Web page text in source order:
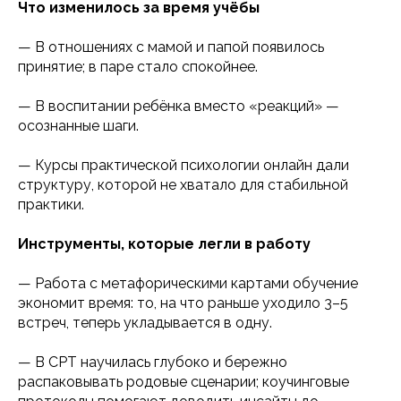
Что изменилось за время учёбы
— В отношениях с мамой и папой появилось
принятие; в паре стало спокойнее.
— В воспитании ребёнка вместо «реакций» —
осознанные шаги.
— Курсы практической психологии онлайн дали
структуру, которой не хватало для стабильной
практики.
Инструменты, которые легли в работу
— Работа с метафорическими картами обучение
экономит время: то, на что раньше уходило 3–5
встреч, теперь укладывается в одну.
— В СРТ научилась глубоко и бережно
распаковывать родовые сценарии; коучинговые